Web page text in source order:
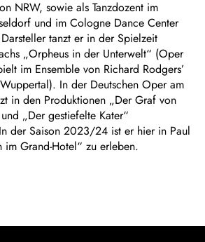
NRW, sowie als Tanzdozent im
und im Cologne Dance Center
tanzt er in der Spielzeit
„Orpheus in der Unterwelt“ (Oper
im Ensemble von Richard Rodgers’
In der Deutschen Oper am
in den Produktionen „Der Graf von
„Der gestiefelte Kater“
der Saison 2023/24 ist er hier in Paul
im Grand-Hotel“ zu erleben.